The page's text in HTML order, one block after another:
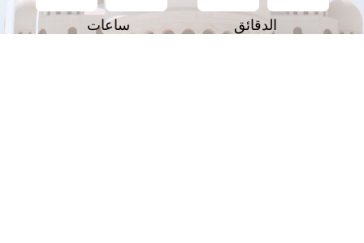
ساعات الدقائق